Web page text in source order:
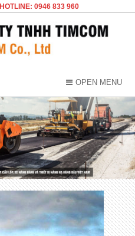
HOTLINE: 0946 833 960
OPEN MENU